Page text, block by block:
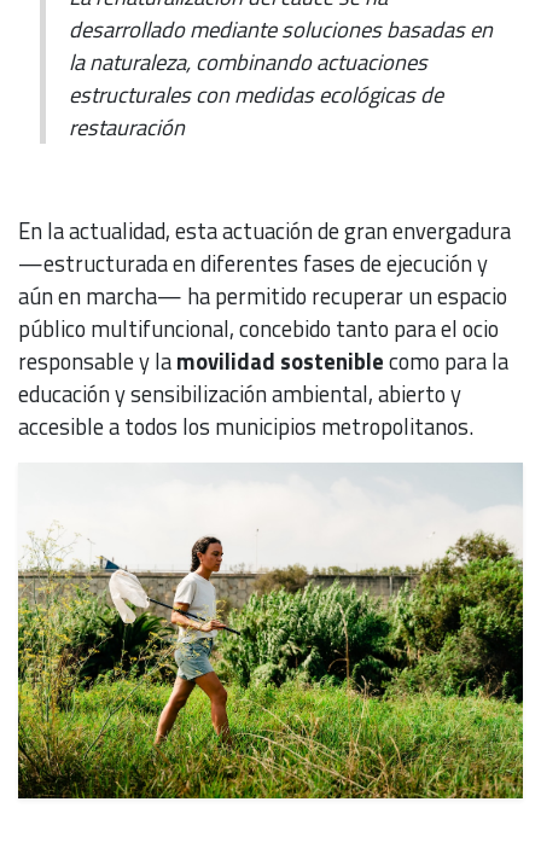
desarrollado mediante soluciones basadas en
la naturaleza, combinando actuaciones
estructurales con medidas ecológicas de
restauración
En la actualidad, esta actuación de gran envergadura
—estructurada en diferentes fases de ejecución y
aún en marcha— ha permitido recuperar un espacio
público multifuncional, concebido tanto para el ocio
responsable y lamovilidad sosteniblecomo para la
educación y sensibilización ambiental, abierto y
accesible a todos los municipios metropolitanos.